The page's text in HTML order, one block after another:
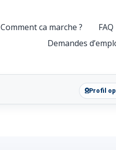
Comment ca marche ? FAQ
Demandes
Profil